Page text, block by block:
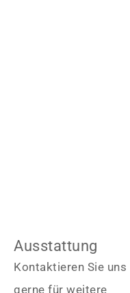
Ausstattung
Kontaktieren Sie uns
gerne für weitere